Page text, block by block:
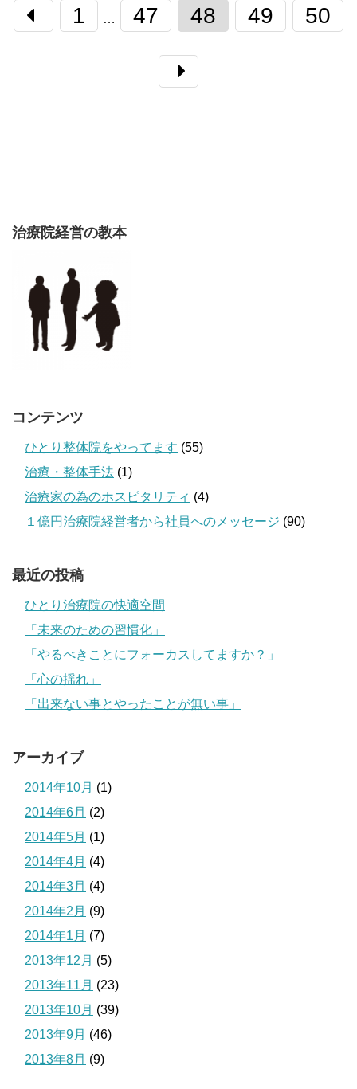
1 … 47 48 49 50
治療院経営の教本
コンテンツ
ひとり整体院をやってます (55)
治療・整体手法 (1)
治療家の為のホスピタリティ (4)
１億円治療院経営者から社員へのメッセージ (90)
最近の投稿
ひとり治療院の快適空間
「未来のための習慣化」
「やるべきことにフォーカスしてますか？」
「心の揺れ」
「出来ない事とやったことが無い事」
アーカイブ
2014年10月 (1)
2014年6月 (2)
2014年5月 (1)
2014年4月 (4)
2014年3月 (4)
2014年2月 (9)
2014年1月 (7)
2013年12月 (5)
2013年11月 (23)
2013年10月 (39)
2013年9月 (46)
2013年8月 (9)